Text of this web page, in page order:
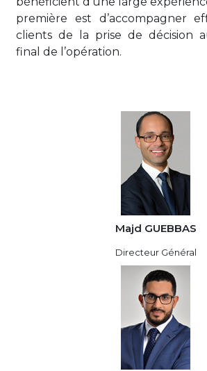
première est d’accompagner
clients de la prise de décision
final de l’opération.
Majd GUEBBAS
Directeur Général